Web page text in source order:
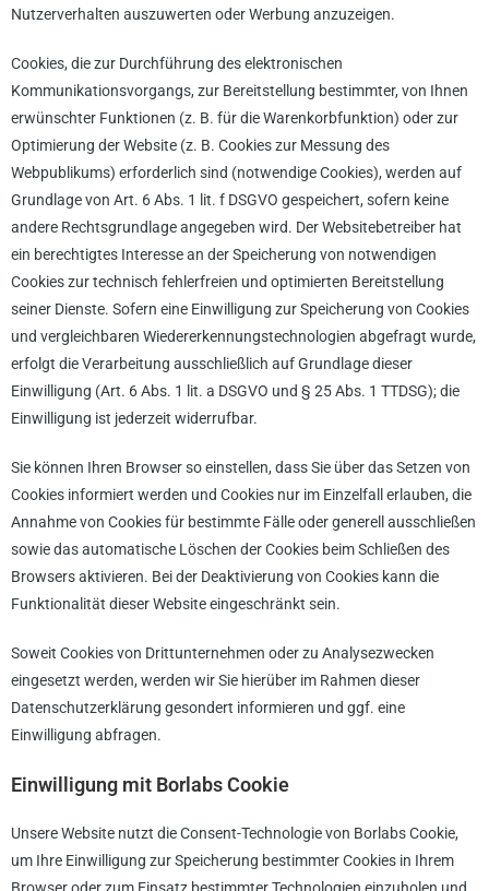
Nutzerverhalten auszuwerten oder Werbung anzuzeigen.
Cookies, die zur Durchführung des elektronischen
Kommunikationsvorgangs, zur Bereitstellung bestimmter, von Ihnen
erwünschter Funktionen (z. B. für die Warenkorbfunktion) oder zur
Optimierung der Website (z. B. Cookies zur Messung des
Webpublikums) erforderlich sind (notwendige Cookies), werden auf
Grundlage von Art. 6 Abs. 1 lit. f DSGVO gespeichert, sofern keine
andere Rechtsgrundlage angegeben wird. Der Websitebetreiber hat
ein berechtigtes Interesse an der Speicherung von notwendigen
Cookies zur technisch fehlerfreien und optimierten Bereitstellung
seiner Dienste. Sofern eine Einwilligung zur Speicherung von Cookies
und vergleichbaren Wiedererkennungstechnologien abgefragt wurde,
erfolgt die Verarbeitung ausschließlich auf Grundlage dieser
Einwilligung (Art. 6 Abs. 1 lit. a DSGVO und § 25 Abs. 1 TTDSG); die
Einwilligung ist jederzeit widerrufbar.
Sie können Ihren Browser so einstellen, dass Sie über das Setzen von
Cookies informiert werden und Cookies nur im Einzelfall erlauben, die
Annahme von Cookies für bestimmte Fälle oder generell ausschließen
sowie das automatische Löschen der Cookies beim Schließen des
Browsers aktivieren. Bei der Deaktivierung von Cookies kann die
Funktionalität dieser Website eingeschränkt sein.
Soweit Cookies von Drittunternehmen oder zu Analysezwecken
eingesetzt werden, werden wir Sie hierüber im Rahmen dieser
Datenschutzerklärung gesondert informieren und ggf. eine
Einwilligung abfragen.
Einwilligung mit Borlabs Cookie
Unsere Website nutzt die Consent-Technologie von Borlabs Cookie,
um Ihre Einwilligung zur Speicherung bestimmter Cookies in Ihrem